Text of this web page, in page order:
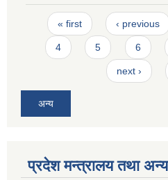
Pages
« first ‹ previous
4 5 6
next ›
अन्य
प्रदेश मन्त्रालय तथा